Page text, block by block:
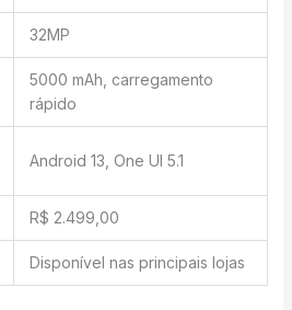
32MP
5000 mAh, carregamento
rápido
Android 13, One UI 5.1
R$ 2.499,00
Disponível nas principais lojas